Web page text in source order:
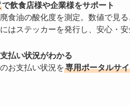
で飲食店様や企業様をサポート
食油の酸化度を測定。数値で見
はステッカーを発行し、安心・安
払い状況がわかる
お支払い状況を専用ポータルサ